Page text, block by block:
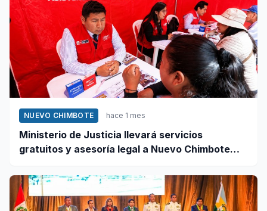
NUEVO CHIMBOTE hace 1 mes
Ministerio de Justicia llevará servicios
gratuitos y asesoría legal a Nuevo Chimbote